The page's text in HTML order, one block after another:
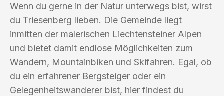
Wenn du gerne in der Natur unterwegs bist, wirst
du Triesenberg lieben. Die Gemeinde liegt
inmitten der malerischen Liechtensteiner Alpen
und bietet damit endlose Möglichkeiten zum
Wandern, Mountainbiken und Skifahren. Egal, ob
du ein erfahrener Bergsteiger oder ein
Gelegenheitswanderer bist, hier findest du